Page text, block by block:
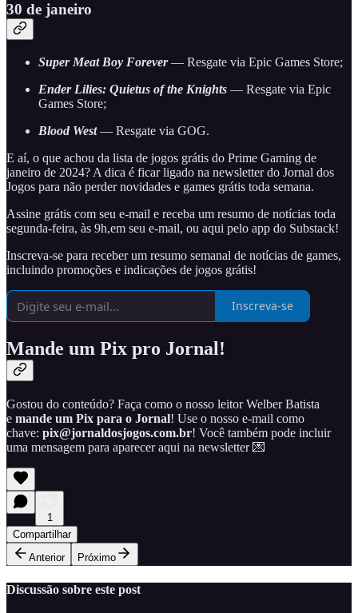
30 de janeiro
Super Meat Boy Forever— Resgate via Epic Games Store;
Ender Lilies: Quietus of the Knights — Resgate via Epic
Games Store;
Blood West— Resgate via GOG.
E aí, o que achou da lista de jogos grátis do Prime Gaming de
janeiro de 2024? A dica é ficar ligado na newsletter do Jornal dos
Jogos para não perder novidades e games grátis toda semana.
Assine grátis com seu e-mail e receba um resumo de notícias toda
segunda-feira, às 9h,em seu e-mail, ou aqui pelo app do Substack!
Inscreva-se para receber um resumo semanal de notícias de games,
incluindo promoções e indicações de jogos grátis!
Inscreva-se
Mande um Pix pro Jornal!
Gostou do conteúdo? Faça como o nosso leitor Welber Batista
e mande um Pix para o Jornal! Use o nosso e-mail como
chave: pix@jornaldosjogos.com.br! Você também pode incluir
uma mensagem para aparecer aqui na newsletter 💌
1
Compartilhar
Anterior
Próximo
Discussão sobre este post